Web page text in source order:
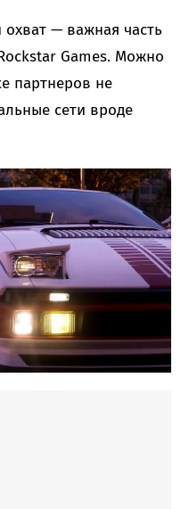
— важная часть
Games. Можно
партнеров не
сети вроде